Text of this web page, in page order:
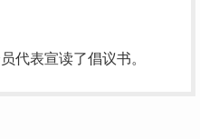
代表宣读了倡议书。